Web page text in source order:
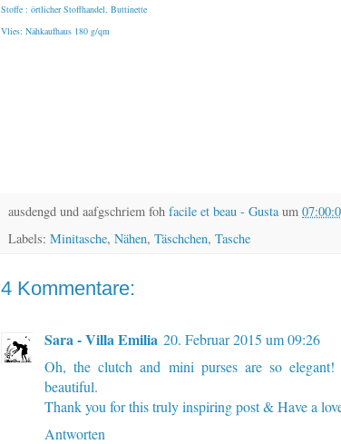
Stoffe : örtlicher Stoffhandel, Buttinette
Vlies: Nähkaufhaus 180 g/qm
ausdengd und aafgschriem foh facile et beau - Gusta um
Labels: Minitasche, Nähen, Täschchen, Tasche
4 Kommentare:
Sara - Villa Emilia 20. Februar 2015 um 09:26
Oh, the clutch and mini purses are so
beautiful.
Thank you for this truly inspiring post & Have a
Antworten